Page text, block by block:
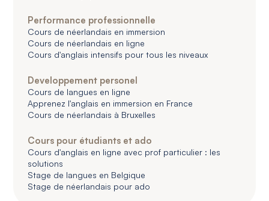
Performance professionnelle
Cours de néerlandais en immersion
Cours de néerlandais en ligne
Cours d'anglais intensifs pour tous les niveaux
Developpement personel
Cours de langues en ligne
Apprenez l'anglais en immersion en France
Cours de néerlandais à Bruxelles
Cours pour étudiants et ado
Cours d'anglais en ligne avec prof particulier : les
solutions
Stage de langues en Belgique
Stage de néerlandais pour ado